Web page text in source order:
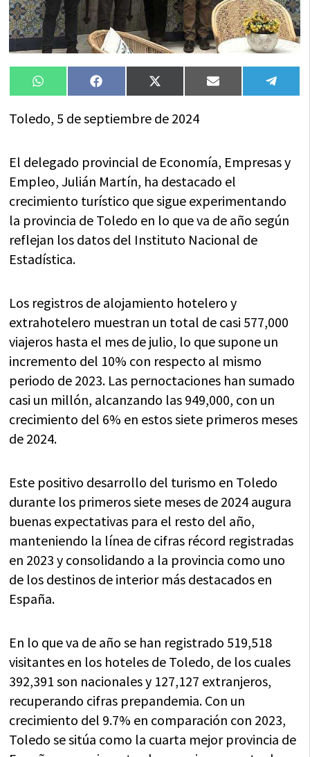
Compartir
en
WhatsAppCompartir
en
FacebookCompartir
en
X
(Twitter)
Compartir
en
Email
en
Toledo, 5 de septiembre de 2024
El delegado provincial de Economía, Empresas y
Empleo, Julián Martín, ha destacado el
crecimiento turístico que sigue experimentando
la provincia de Toledo en lo que va de año según
reflejan los datos del Instituto Nacional de
Estadística.
Los registros de alojamiento hotelero y
extrahotelero muestran un total de casi 577,000
viajeros hasta el mes de julio, lo que supone un
incremento del 10% con respecto al mismo
periodo de 2023. Las pernoctaciones han sumado
casi un millón, alcanzando las 949,000, con un
crecimiento del 6% en estos siete primeros meses
de 2024.
Este positivo desarrollo del turismo en Toledo
durante los primeros siete meses de 2024 augura
buenas expectativas para el resto del año,
manteniendo la línea de cifras récord registradas
en 2023 y consolidando a la provincia como uno
de los destinos de interior más destacados en
España.
En lo que va de año se han registrado 519,518
visitantes en los hoteles de Toledo, de los cuales
392,391 son nacionales y 127,127 extranjeros,
recuperando cifras prepandemia. Con un
crecimiento del 9.7% en comparación con 2023,
Toledo se sitúa como la cuarta mejor provincia de